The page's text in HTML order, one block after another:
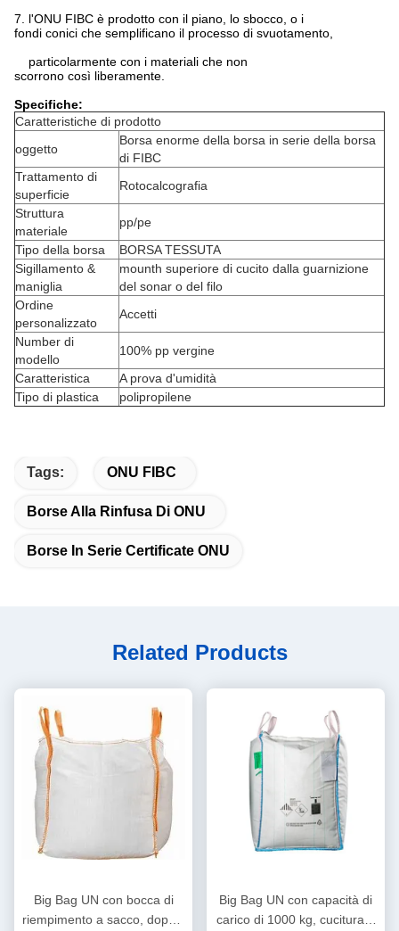
7. l'ONU FIBC è prodotto con il piano, lo sbocco, o i
fondi conici che semplificano il processo di svuotamento,
particolarmente con i materiali che non
scorrono così liberamente.
Specifiche:
Caratteristiche di prodotto
oggetto
Borsa enorme della borsa in serie della borsa
di FIBC
Trattamento di
superficie
Rotocalcografia
Struttura
materiale
pp/pe
Tipo della borsa
BORSA TESSUTA
Sigillamento &
maniglia
mounth superiore di cucito dalla guarnizione
del sonar o del filo
Ordine
personalizzato
Accetti
Number di
modello
100% pp vergine
Caratteristica
A prova d'umidità
Tipo di plastica
polipropilene
Tags: ONU FIBC
Borse Alla Rinfusa Di ONU
Borse In Serie Certificate ONU
Related Products
Big Bag UN con bocca di
riempimento a sacco, doppia
Big Bag UN con capacità di
carico di 1000 kg, cucitura a